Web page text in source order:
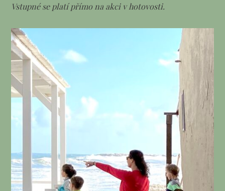
Vstupné se platí přímo na akci v hotovosti.